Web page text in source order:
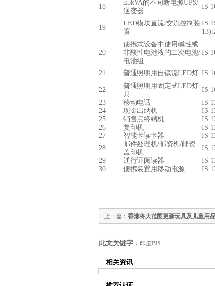
18
≤5kVA的不间断电源UPS/
逆变器
IS
19
LED模块直流/交流控制装
置
IS
20
便携式设备中使用碱性或
非酸性电池液的二次电池/
电池组
IS
21
普通照明用自镇流LED灯 IS
22
普通照明用固定式LED灯
具
IS
23
移动电话 IS
24
现金出纳机 IS
25
销售点终端机 IS
26
复印机 IS
27
智能卡读卡器 IS
28
邮件处理机/邮资机/邮资
盖印机
IS
29
通行证阅读器 IS
30
便携装置用移动电源 IS
上一篇： 香港将大范围更新玩具及儿童用
此文关键字： 印度BIS
相关资讯